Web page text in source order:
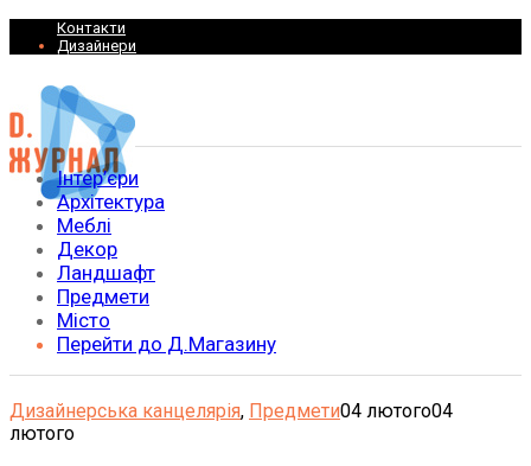
Контакти
Дизайнери
Інтер’єри
Архітектура
Меблі
Декор
Ландшафт
Предмети
Місто
Перейти до Д.Магазину
Дизайнерська канцелярія, Предмети04 лютого04
лютого